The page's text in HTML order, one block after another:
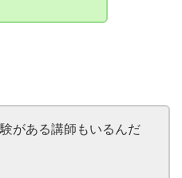
がある講師もいるんだ